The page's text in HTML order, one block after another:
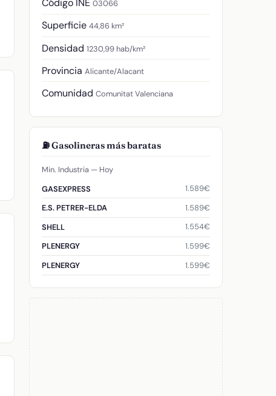
Código INE 03066
Superficie 44,86 km²
Densidad 1230,99 hab/km²
Provincia Alicante/Alacant
Comunidad Comunitat Valenciana
⛽ Gasolineras más baratas
Min. Industria — Hoy
GASEXPRESS
1.589€
E.S. PETRER-ELDA
1.589€
SHELL
1.554€
PLENERGY
1.599€
PLENERGY
1.599€